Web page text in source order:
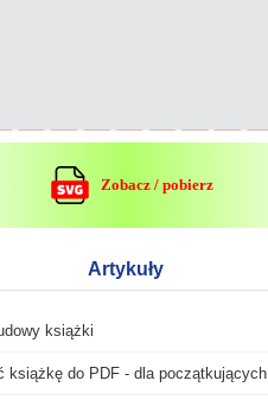
Zobacz / pobierz
Artykuły
książki
książkę do PDF - dla początkujących